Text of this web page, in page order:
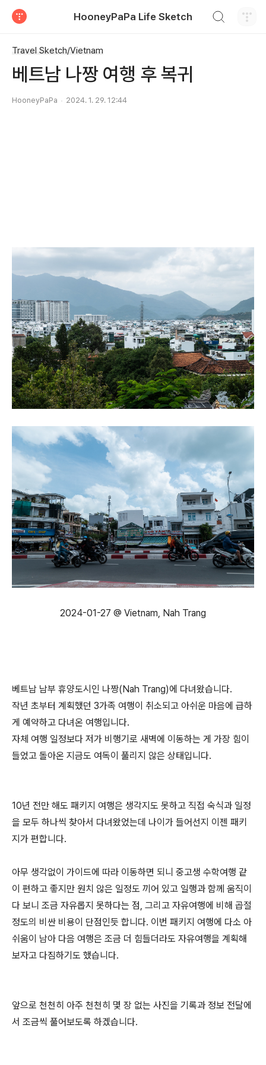
HooneyPaPa Life Sketch
Travel Sketch/Vietnam
베트남 나짱 여행 후 복귀
HooneyPaPa 2024. 1. 29. 12:44
2024-01-27 @ Vietnam, Nah Trang
베트남 남부 휴양도시인 나짱(Nah Trang)에 다녀왔습니다.
작년 초부터 계획했던 3가족 여행이 취소되고 아쉬운 마음에 급하
게 예약하고 다녀온 여행입니다.
자체 여행 일정보다 저가 비행기로 새벽에 이동하는 게 가장 힘이
들었고 돌아온 지금도 여독이 풀리지 않은 상태입니다.
10년 전만 해도 패키지 여행은 생각지도 못하고 직접 숙식과 일정
을 모두 하나씩 찾아서 다녀왔었는데 나이가 들어선지 이젠 패키
지가 편합니다.
아무 생각없이 가이드에 따라 이동하면 되니 중고생 수학여행 같
이 편하고 좋지만 원치 않은 일정도 끼어 있고 일행과 함께 움직이
다 보니 조금 자유롭지 못하다는 점, 그리고 자유여행에 비해 곱절
정도의 비싼 비용이 단점인듯 합니다. 이번 패키지 여행에 다소 아
쉬움이 남아 다음 여행은 조금 더 힘들더라도 자유여행을 계획해
보자고 다짐하기도 했습니다.
앞으로 천천히 아주 천천히 몇 장 없는 사진을 기록과 정보 전달에
서 조금씩 풀어보도록 하겠습니다.